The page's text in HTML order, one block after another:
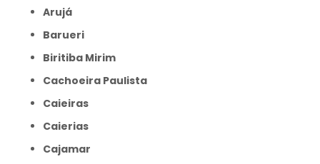
Arujá
Barueri
Biritiba Mirim
Cachoeira Paulista
Caieiras
Caierias
Cajamar